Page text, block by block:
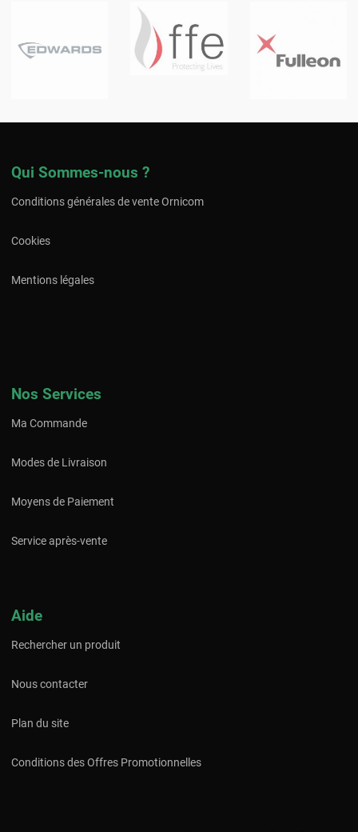
Qui Sommes-nous ?
Conditions générales de vente Ornicom
Cookies
Mentions légales
Nos Services
Ma Commande
Modes de Livraison
Moyens de Paiement
Service après-vente
Aide
Rechercher un produit
Nous contacter
Plan du site
Conditions des Offres Promotionnelles